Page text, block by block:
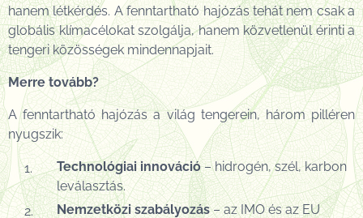
hanem létkérdés. A fenntartható hajózás tehát nem csak a
globális klímacélokat szolgálja, hanem közvetlenül érinti a
tengeri közösségek mindennapjait.
Merre tovább?
A fenntartható hajózás a világ tengerein, három pilléren
nyugszik:
Technológiai innováció– hidrogén, szél, karbon
leválasztás.
Nemzetközi szabályozás– az IMO és az EU